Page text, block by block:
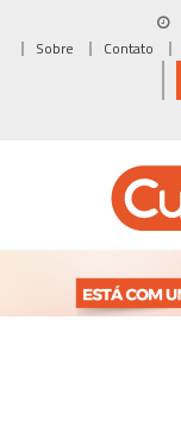
Sobre
Contato